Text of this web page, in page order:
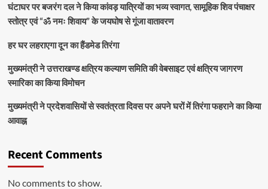
घंटाघर पर बजरंग दल ने किया कांवड़ यात्रियों का भव्य स्वागत, सामूहिक शिव पंचाक्षर
स्तोत्र एवं “ॐ नमः शिवाय” के जयघोष से गूंजा वातावरण
हर घर लहराएगा दून का हैंडमेड तिरंगा
मुख्यमंत्री ने उत्तराखण्ड क्षत्रिय कल्याण समिति की वेबसाइट एवं क्षत्रिय जागरण
स्मारिका का किया विमोचन
मुख्यमंत्री ने प्रदेशवासियों से स्वतंत्रता दिवस पर अपने घरों में तिरंगा फहराने का किया
आवाह्न
Recent Comments
No comments to show.